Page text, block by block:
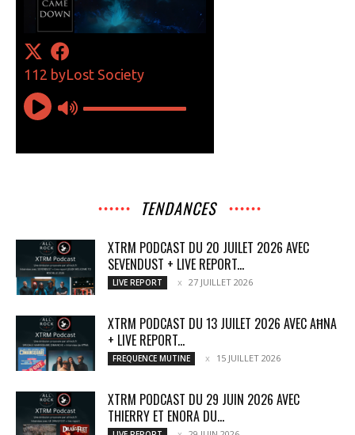
TENDANCES
XTRM PODCAST DU 20 JUILET 2026 AVEC
SEVENDUST + LIVE REPORT...
LIVE REPORT 27 JUILLET 2026
XTRM PODCAST DU 13 JUILET 2026 AVEC AĦNA
+ LIVE REPORT...
FREQUENCE MUTINE 15 JUILLET 2026
XTRM PODCAST DU 29 JUIN 2026 AVEC
THIERRY ET ENORA DU...